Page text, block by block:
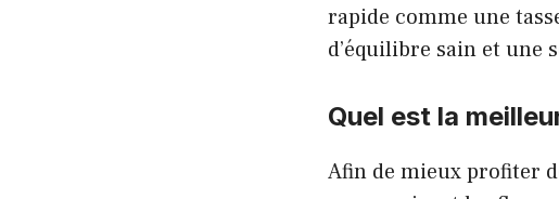
rapide comme une
d’équilibre sain et une
Quel est la
Afin de mieux profiter